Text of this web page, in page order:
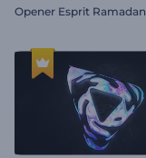
Opener Esprit Ramadan